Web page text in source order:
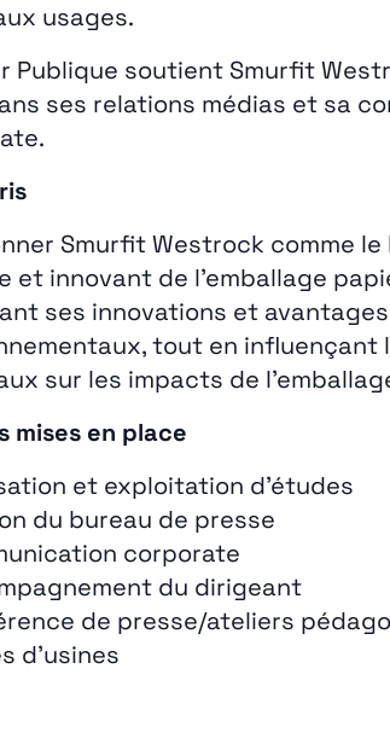
usages.
Publique soutient Smurfit
ses relations médias et sa
Smurfit Westrock comme le
et innovant de l’emballage
ses innovations et avantages
tout en influençant
sur les impacts de
mises en place
et exploitation d’études
du bureau de presse
corporate
du dirigeant
de presse/ateliers
d’usines